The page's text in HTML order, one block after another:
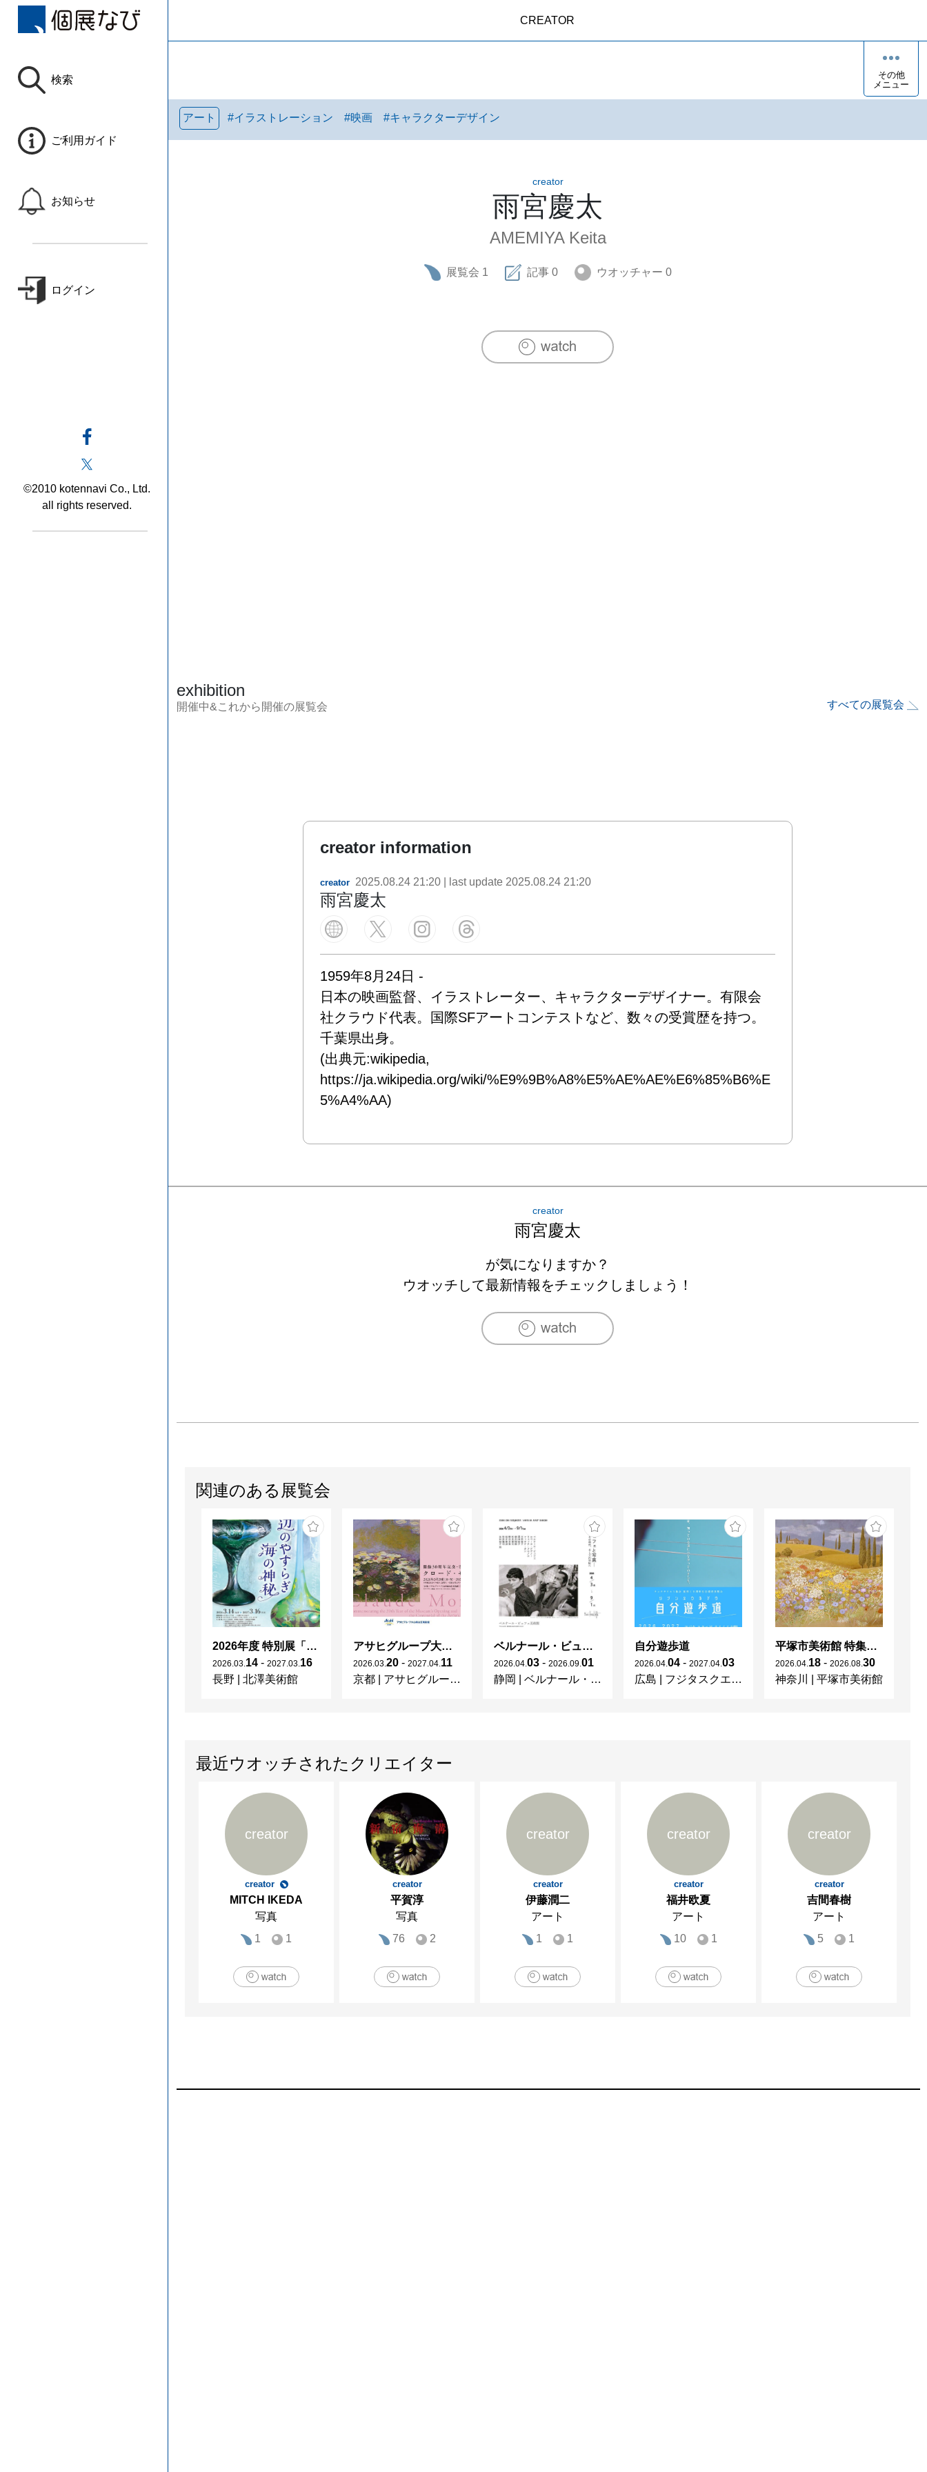
検索
ご利用ガイド
お知らせ
ログイン
©2010 kotennavi Co., Ltd.
all rights reserved.
CREATOR
その他
メニュー
アート #イラストレーション #映画 #キャラクターデザイン
creator
雨宮慶太
AMEMIYA Keita
展覧会 1 記事 0 ウオッチャー 0
exhibition
開催中&これから開催の展覧会 すべての展覧会
creator information
creator 2025.08.24 21:20 | last update 2025.08.24 21:20
雨宮慶太
1959年8月24日 -
日本の映画監督、イラストレーター、キャラクターデザイナー。有限会
社クラウド代表。国際SFアートコンテストなど、数々の受賞歴を持つ。
千葉県出身。
(出典元:wikipedia,
https://ja.wikipedia.org/wiki/%E9%9B%A8%E5%AE%AE%E6%85%B6%E
5%A4%AA)
creator
雨宮慶太
が気になりますか？
ウオッチして最新情報をチェックしましょう！
関連のある展覧会
2026年度 特別展「ガレとドーム、アール･ヌーヴォーのガラス 水辺のやすらぎ、海の神秘」
2026 03 14 - 2027 03 16
長野
北澤美術館
アサヒグループ大山崎山荘美術館 開館30周年記念展「没後100年 クロード・モネ」
2026 03 20 - 2027 04 11
京都
アサヒグループ大山崎山荘美術館
ベルナール・ビュフェと写真 ーカメラがとらえたビュフェとその時代、そして21 世紀へ
2026 04 03 - 2026 09 01
静岡
ベルナール・ビュフェ美術館
自分遊歩道
2026 04 04 - 2027 04 03
広島
フジタスクエアまるくる大野
平塚市美術館 特集展 花の表現、その多様性／特別展示 新収蔵品展
2026 04 18 - 2026 08 30
神奈川
平塚市美術館
最近ウオッチされたクリエイター
creator
creator
MITCH IKEDA
写真
1
1
creator
平賀淳
写真
76
2
creator
creator
伊藤潤二
アート
1
1
creator
creator
福井欧夏
アート
10
1
creator
creator
吉間春樹
アート
5
1